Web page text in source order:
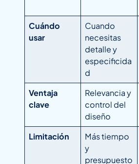
Cuándo
usar
Cuando
necesitas
detalle y
especificida
d
Ventaja
clave
Relevancia y
control del
diseño
Limitación
Más tiempo
y
presupuesto